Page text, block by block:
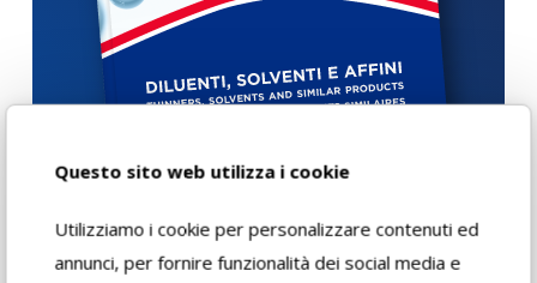
Questo sito web utilizza i cookie
Utilizziamo i cookie per personalizzare contenuti ed
annunci, per fornire funzionalità dei social media e